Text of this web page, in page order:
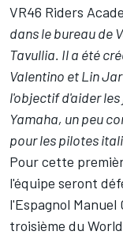
VR46 Riders
dans le bureau de
Tavullia. Il a été
Valentino et Lin
l'objectif d'aider
Yamaha, un peu
pour les pilotes
Pour cette
l'équipe seront
l'Espagnol Manuel
troisième du